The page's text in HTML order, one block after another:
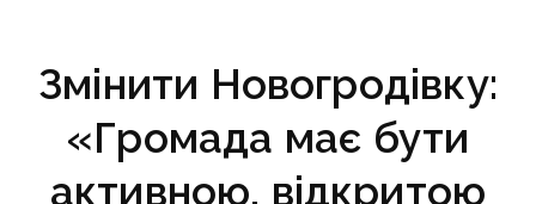
Змінити Новогродівку:
«Громада має бути
активною, відкритою